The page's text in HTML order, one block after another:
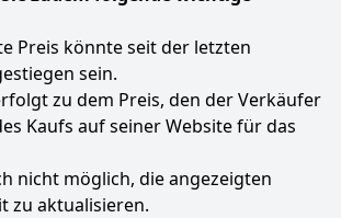
Preis könnte seit der letzten
sein.
zu dem Preis, den der Verkäufer
Kaufs auf seiner Website für das
nicht möglich, die angezeigten
zu aktualisieren.